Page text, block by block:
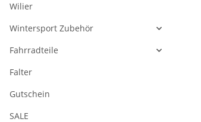
Wilier
Wintersport Zubehör
Fahrradteile
Falter
Gutschein
SALE